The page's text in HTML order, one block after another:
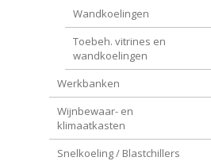
Wandkoelingen
Toebeh. vitrines en
wandkoelingen
Werkbanken
Wijnbewaar- en
klimaatkasten
Snelkoeling / Blastchillers